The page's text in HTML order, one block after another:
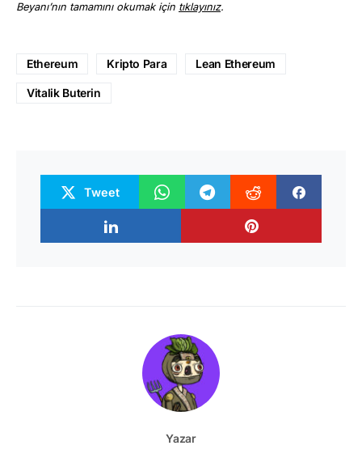
Beyanı’nın tamamını okumak için tıklayınız.
Ethereum Kripto Para Lean Ethereum
Vitalik Buterin
Tweet
Yazar